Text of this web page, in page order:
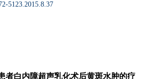
5123.2015.8.37
者白内障超声乳化术后黄斑水肿的疗